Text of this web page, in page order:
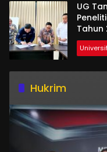
UG
Tahun
Hukrim